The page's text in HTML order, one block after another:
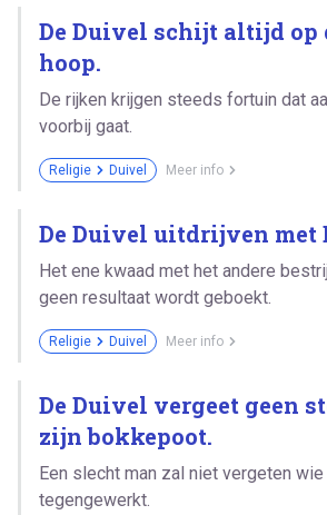
De Duivel schijt altijd op
hoop.
De rijken krijgen steeds fortuin dat
voorbij gaat.
Religie Duivel Meer info
De Duivel uitdrijven met
Het ene kwaad met het andere
geen resultaat wordt geboekt.
Religie Duivel Meer info
De Duivel vergeet geen
zijn bokkepoot.
Een slecht man zal niet vergeten
tegengewerkt.